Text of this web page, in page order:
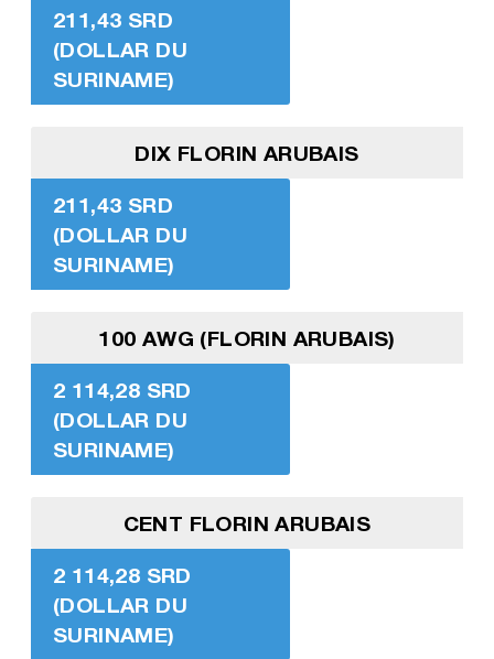
211,43 SRD
(DOLLAR DU
SURINAME)
DIX FLORIN ARUBAIS
211,43 SRD
(DOLLAR DU
SURINAME)
100 AWG (FLORIN ARUBAIS)
2 114,28 SRD
(DOLLAR DU
SURINAME)
CENT FLORIN ARUBAIS
2 114,28 SRD
(DOLLAR DU
SURINAME)